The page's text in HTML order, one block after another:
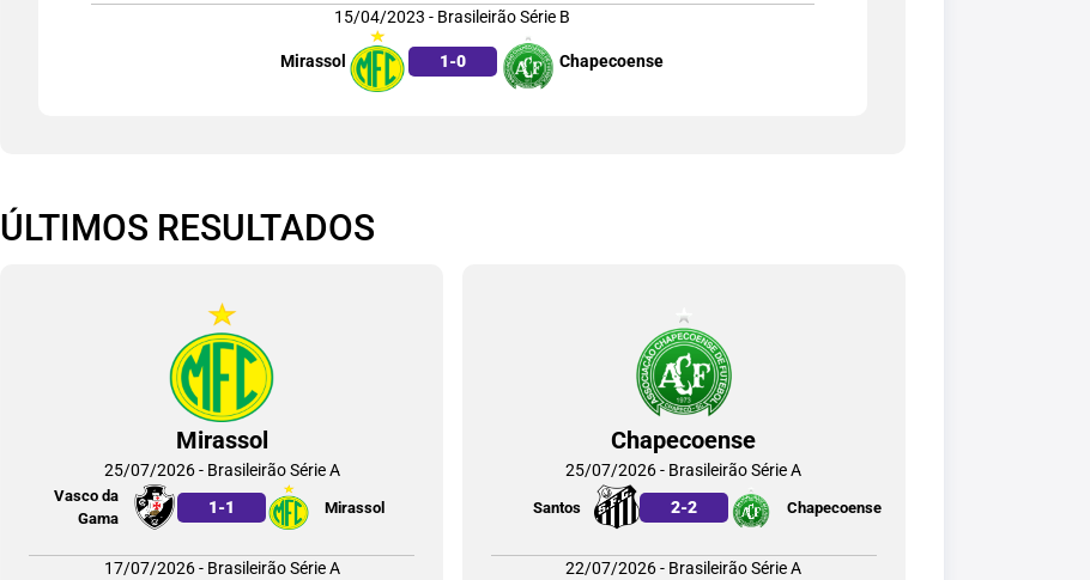
15/04/2023 - Brasileirão Série B
Mirassol 1-0 Chapecoense
ÚLTIMOS RESULTADOS
Mirassol
25/07/2026 - Brasileirão Série A
Vasco da
Gama
1-1 Mirassol
17/07/2026 - Brasileirão Série A
Chapecoense
25/07/2026 - Brasileirão Série A
Santos 2-2 Chapecoense
22/07/2026 - Brasileirão Série A